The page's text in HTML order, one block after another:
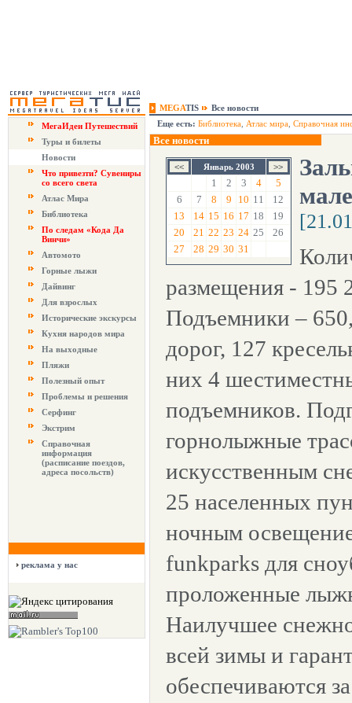
MEGATIS
Все новости
МегаИдеи Путешествий
Туры и билеты
Новости
Что привезти? Сувениры
со всего света
Атлас Мира
Библиотека
По следам «Кода Да
Винчи»
Автомото
Горные лыжи
Дайвинг
Для взрослых
Исторические экскурсы
Кухня народов мира
На выходные
Пляжи
Полезный опыт
Проблемы и решения
Серфинг
Экстрим
Справочная
информация
(расписание поездов,
адреса посольств)
реклама у нас
Еще есть: Библиотека Атлас мира Справочная
Все новости
Январь 2003
1 2 3 4
5
6
7 8 9 10 11
12
13
14 15 16 17 18
19
20
21 22 23 24 25
26
27
28 29 30 31
размещения - 195
Подъемники –
дорог, 127
них 4
подъемников.
горнолыжные
искусственным
25 населенных
ночным
funkparks для
проложенные
Наилучшее
всей зимы и
обеспечиваются